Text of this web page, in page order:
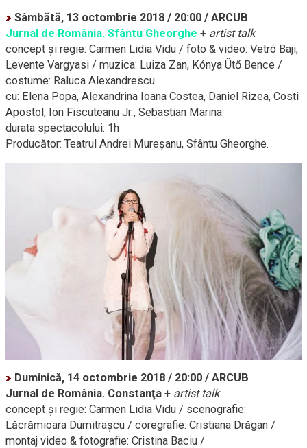
Sâmbătă, 13 octombrie 2018 / 20:00 / ARCUB
Jurnal de România. Sfântu Gheorghe + artist talk
concept şi regie: Carmen Lidia Vidu / foto & video: Vetró Baji,
Levente Vargyasi / muzica: Luiza Zan, Kónya Ütő Bence /
costume: Raluca Alexandrescu
cu: Elena Popa, Alexandrina Ioana Costea, Daniel Rizea, Costi
Apostol, Ion Fiscuteanu Jr., Sebastian Marina
durata spectacolului: 1h
Producător: Teatrul Andrei Mureşanu, Sfântu Gheorghe.
Duminică, 14 octombrie 2018 / 20:00 / ARCUB
Jurnal de România. Constanţa + artist talk
concept şi regie: Carmen Lidia Vidu / scenografie:
Lăcrămioara Dumitraşcu / coregrafie: Cristiana Drăgan /
montaj video & fotografie: Cristina Baciu /